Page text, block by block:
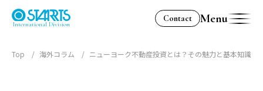
International Division
Contact Menu
Top 海外コラム ニューヨーク不動産投資とは？その魅力と基本知識